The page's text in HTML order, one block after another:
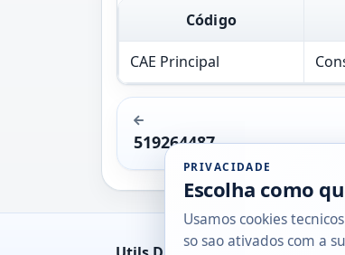
Código
CAE Principal
519264487
PRIVACIDADE
Escolha como
Usamos cookies
so sao ativados com a